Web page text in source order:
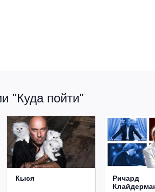
"Куда пойти"
Кыся
Ричард